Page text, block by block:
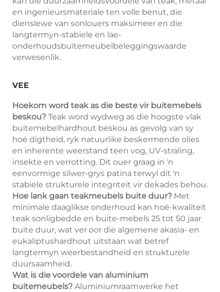
en ingenieursmateriale ten volle benut, die
dienslewe van sonlouers maksimeer en die
langtermyn-stabiele en lae-
onderhoudsbuitemeubelbeleggingswaarde
verwesenlik.
VEE
Hoekom word teak as die beste vir buitemebels
beskou? Teak word wydweg as die hoogste vlak
buitemebelhardhout beskou as gevolg van sy
hoë digtheid, ryk natuurlike beskermende olies
en inherente weerstand teen vog, UV-straling,
insekte en verrotting. Dit ouer graag in 'n
eenvormige silwer-grys patina terwyl dit 'n
stabiele strukturele integriteit vir dekades behou.
Hoe lank gaan teakmeubels buite duur? Met
minimale daaglikse onderhoud kan hoë-kwaliteit
teak sonligbedde en buite-mebels 25 tot 50 jaar
buite duur, wat ver oor die algemene akasia- en
eukaliptushardhout uitstaan wat betref
langtermyn weerbestandheid en strukturele
duursaamheid.
Wat is die voordele van aluminium
buitemeubels? Aluminiumraamwerke het